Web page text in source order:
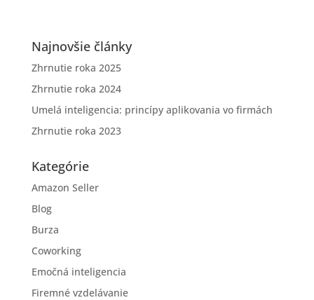
Najnovšie články
Zhrnutie roka 2025
Zhrnutie roka 2024
Umelá inteligencia: princípy aplikovania vo firmách
Zhrnutie roka 2023
Kategórie
Amazon Seller
Blog
Burza
Coworking
Emočná inteligencia
Firemné vzdelávanie